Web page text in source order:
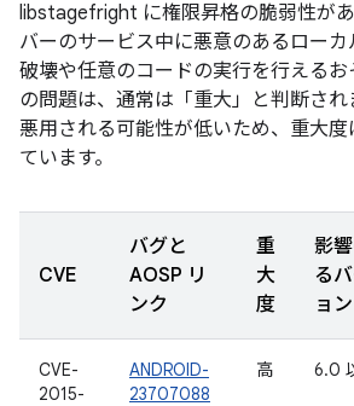
libstagefright に権限昇格の脆弱性が
バーのサービス中に悪意のあるロー
破壊や任意のコードの実行を行えるお
の問題は、通常は「重大」と判断さ
悪用される可能性が低いため、重大
ています。
CVE
バグと
AOSP リ
ンク
重
大
度
影
る
ョン
CVE-
2015-
ANDROID-
23707088
高 6.0